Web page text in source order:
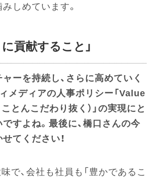
しめています。
貢献すること」
ーを持続し、さらに高めていく
メディアの人事ポリシー「Value
とんこだわり抜く）」の実現にと
すよね。最後に、橋口さんの今
てください！
で、会社も社員も「豊かであるこ